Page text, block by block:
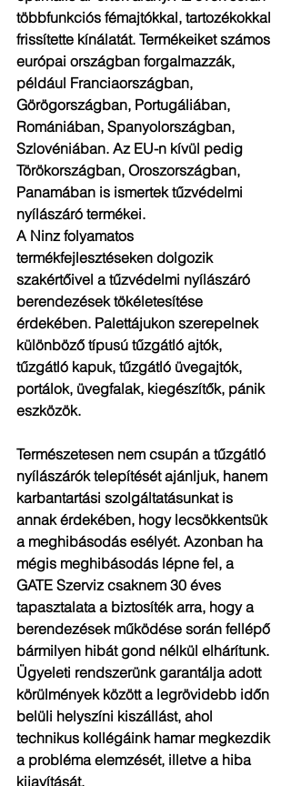
többfunkciós fémajtókkal, tartozékokkal
frissítette kínálatát. Termékeiket számos
európai országban forgalmazzák,
például Franciaországban,
Görögországban, Portugáliában,
Romániában, Spanyolországban,
Szlovéniában. Az EU-n kívül pedig
Törökországban, Oroszországban,
Panamában is ismertek tűzvédelmi
nyílászáró termékei.
A Ninz folyamatos
termékfejlesztéseken dolgozik
szakértőivel a tűzvédelmi nyílászáró
berendezések tökéletesítése
érdekében. Palettájukon szerepelnek
különböző típusú tűzgátló ajtók,
tűzgátló kapuk, tűzgátló üvegajtók,
portálok, üvegfalak, kiegészítők, pánik
eszközök.
Természetesen nem csupán a tűzgátló
nyílászárók telepítését ajánljuk, hanem
karbantartási szolgáltatásunkat is
annak érdekében, hogy lecsökkentsük
a meghibásodás esélyét. Azonban ha
mégis meghibásodás lépne fel, a
GATE Szerviz csaknem 30 éves
tapasztalata a biztosíték arra, hogy a
berendezések működése során fellépő
bármilyen hibát gond nélkül elhárítunk.
Ügyeleti rendszerünk garantálja adott
körülmények között a legrövidebb időn
belüli helyszíni kiszállást, ahol
technikus kollégáink hamar megkezdik
a probléma elemzését, illetve a hiba
kijavítását.